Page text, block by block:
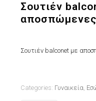
Σουτιέν
Σουτιέν balconet με
Categories: Γυναικεία,